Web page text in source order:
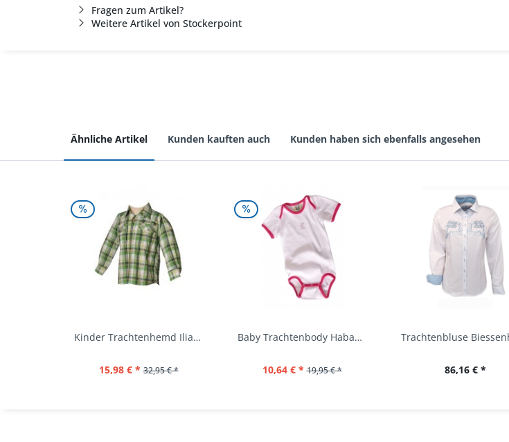
Fragen zum Artikel?
Weitere Artikel von Stockerpoint
Ähnliche Artikel Kunden kauften auch Kunden haben sich ebenfalls angesehen
Kinder Trachtenhemd Ilias giftgrün langarm...
15,98 € * 32,95 € *
Baby Trachtenbody Habach weiß/pink Isar Trachten
10,64 € * 19,95 € * 86,16 € *